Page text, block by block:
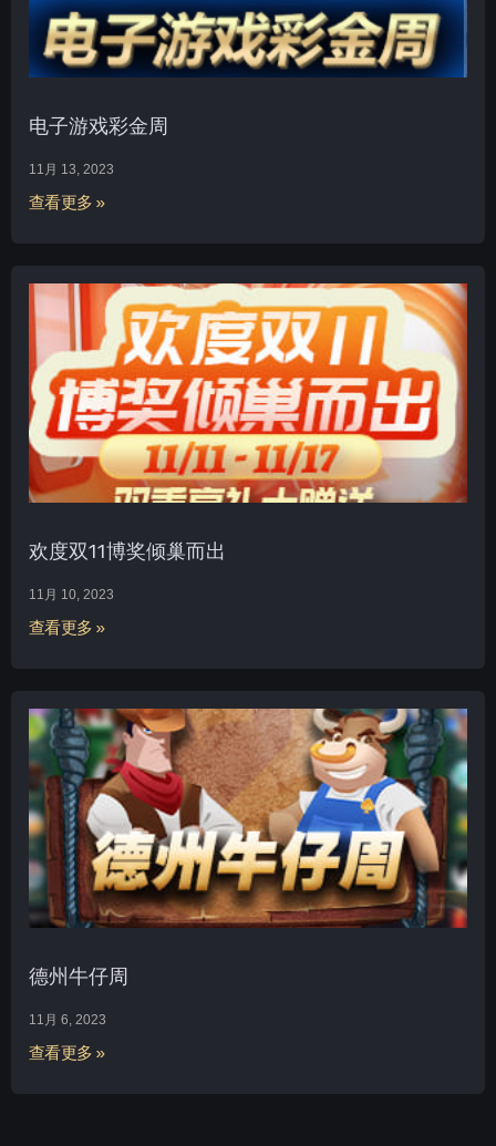
电子游戏彩金周
11月 13, 2023
查看更多 »
欢度双11博奖倾巢而出
11月 10, 2023
查看更多 »
德州牛仔周
11月 6, 2023
查看更多 »